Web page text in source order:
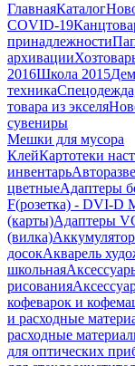
ГлавнаяКаталог
COVID-19
принадлежности
архивации
2016Школа 2015
техника
товара из экселя
сувениры
Мешки для мусора
КлейКартотеки
инвентарь
цветныеАдаптеры
F(розетка) - DVI-D
(карты)Адаптеры
(вилка)
досокАкварель
школьная
рисования
кофеварок и
и расходные
расходные
для оптических